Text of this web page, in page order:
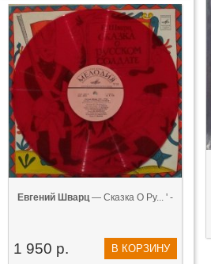
Евгений Шварц— Сказка О Ру... ' -
1 950 р. В КОРЗИНУ